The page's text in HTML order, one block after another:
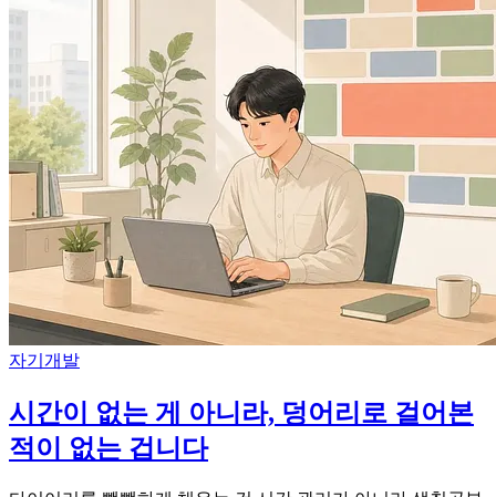
자기개발
시간이 없는 게 아니라, 덩어리로 걸어본
적이 없는 겁니다